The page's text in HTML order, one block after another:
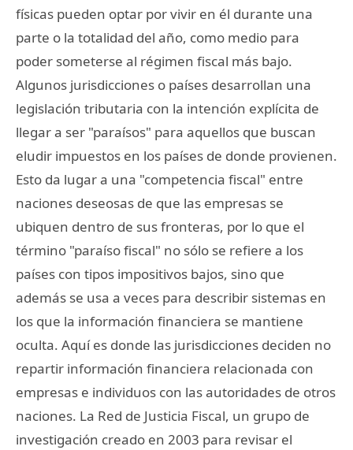
físicas pueden optar por vivir en él durante una
parte o la totalidad del año, como medio para
poder someterse al régimen fiscal más bajo.
Algunos jurisdicciones o países desarrollan una
legislación tributaria con la intención explícita de
llegar a ser "paraísos" para aquellos que buscan
eludir impuestos en los países de donde provienen.
Esto da lugar a una "competencia fiscal" entre
naciones deseosas de que las empresas se
ubiquen dentro de sus fronteras, por lo que el
término "paraíso fiscal" no sólo se refiere a los
países con tipos impositivos bajos, sino que
además se usa a veces para describir sistemas en
los que la información financiera se mantiene
oculta. Aquí es donde las jurisdicciones deciden no
repartir información financiera relacionada con
empresas e individuos con las autoridades de otros
naciones. La Red de Justicia Fiscal, un grupo de
investigación creado en 2003 para revisar el